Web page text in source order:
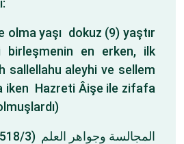
olma yaşı dokuz (9) yaştır
birleşmenin en erken, ilk
sallellahu aleyhi ve sellem
iken Hazreti Âişe ile zifafa
المجالسة وجواهر العلم (518/3)